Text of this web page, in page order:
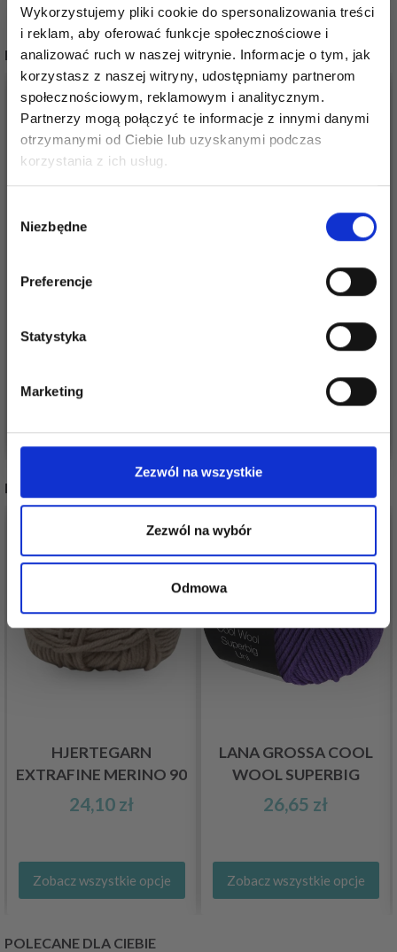
Wykorzystujemy pliki cookie do spersonalizowania treści
i reklam, aby oferować funkcje społecznościowe i
analizować ruch w naszej witrynie. Informacje o tym, jak
korzystasz z naszej witryny, udostępniamy partnerom
społecznościowym, reklamowym i analitycznym.
Partnerzy mogą połączyć te informacje z innymi danymi
otrzymanymi od Ciebie lub uzyskanymi podczas
korzystania z ich usług.
zgody
Niezbędne
Preferencje
Statystyka
Marketing
Zezwól na wszystkie
Zezwól na wybór
Odmowa
POPULARNE ALTERNATYWY
MERINO SPORT
KATIA MERINO 100%
33,95 zł
INNI TEŻ WIDZIELI
HJERTEGARN
EXTRAFINE MERINO 90
24,10 zł
Zobacz wszystkie opcje
LANA GROSSA COOL
WOOL SUPERBIG
26,65 zł
Zobacz wszystkie opcje
POLECANE DLA CIEBIE
Oszczędź nawet do 50%
miłośników włóczek i uzyskaj wyłączny
dostęp do inspirujących wzorów na druty i